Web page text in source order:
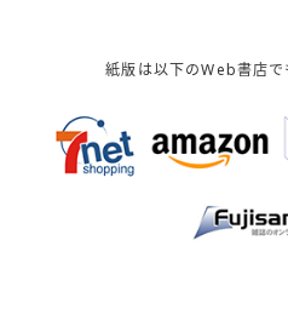
紙版は以下のWeb書店で